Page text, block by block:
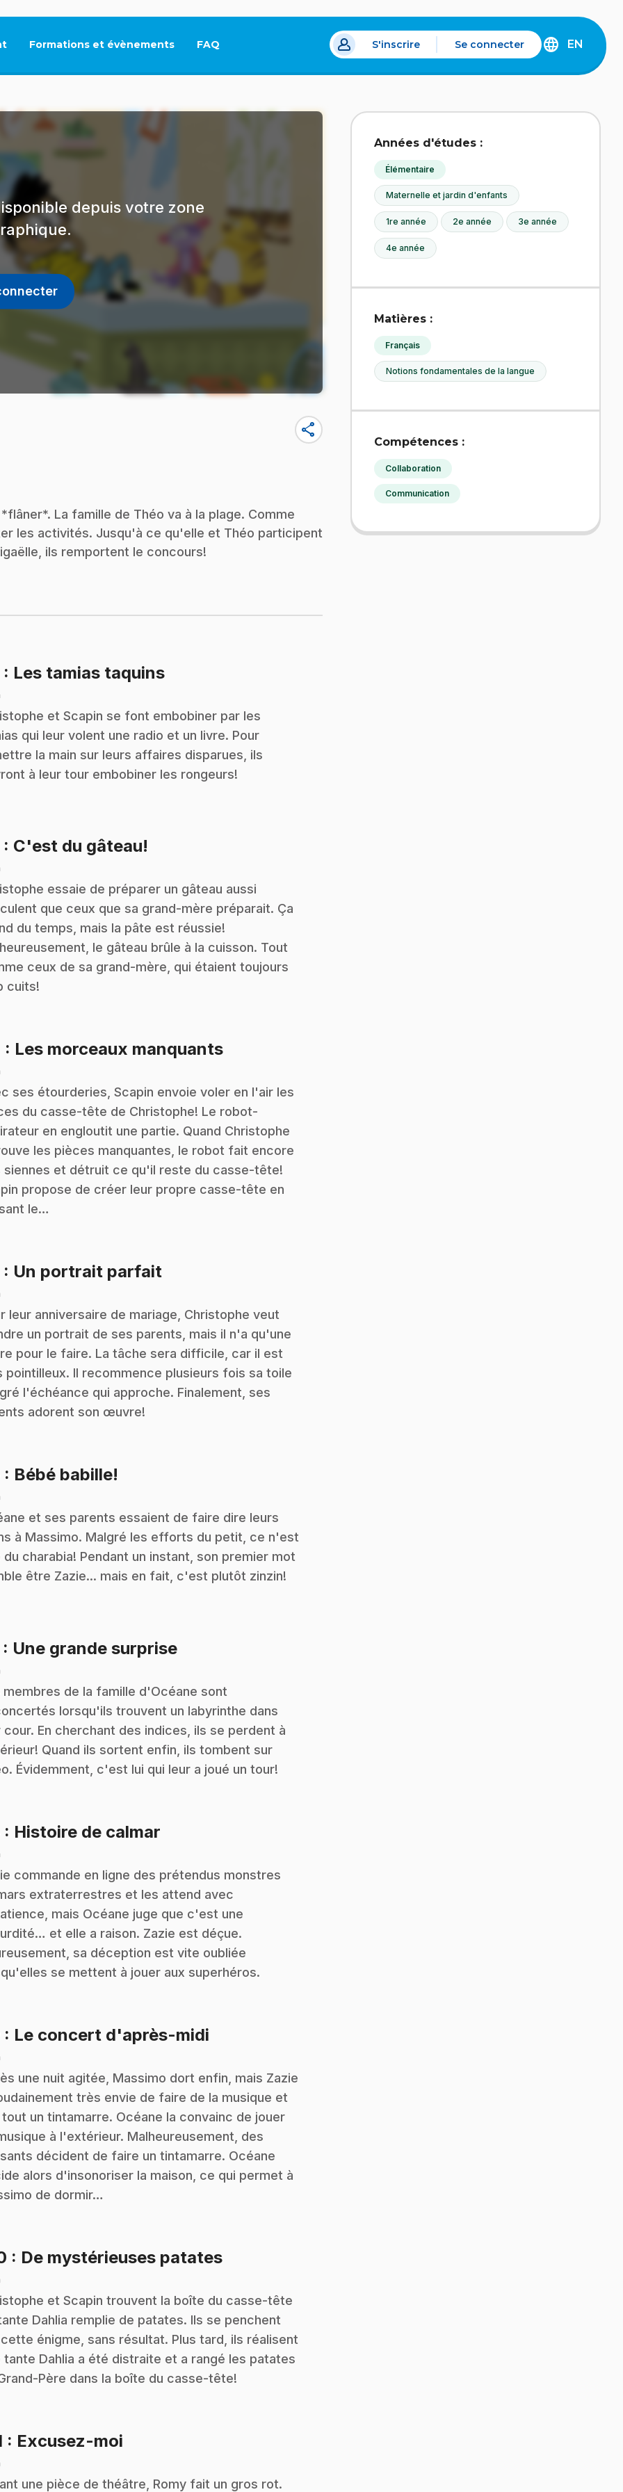
Formations et évènements FAQ
Ce lien s'ouvrira dans un nouvel onglet.
S'inscrire Se connecter
DISCOVER
EN
depuis votre zone
share
La famille de Théo va à la plage. Comme
les activités. Jusqu'à ce qu'elle et Théo participent
ils remportent le concours!
: Les tamias taquins.
et Scapin se font embobiner par les
qui leur volent une radio et un livre. Pour
la main sur leurs affaires disparues, ils
à leur tour embobiner les rongeurs!
: C'est du gâteau!
essaie de préparer un gâteau aussi
que ceux que sa grand-mère préparait. Ça
du temps, mais la pâte est réussie!
le gâteau brûle à la cuisson. Tout
ceux de sa grand-mère, qui étaient toujours
cuits!
: Les morceaux manquants.
ses étourderies, Scapin envoie voler en l'air les
du casse-tête de Christophe! Le robot-
en engloutit une partie. Quand Christophe
les pièces manquantes, le robot fait encore
siennes et détruit ce qu'il reste du casse-tête!
propose de créer leur propre casse-tête en
le…
: Un portrait parfait.
leur anniversaire de mariage, Christophe veut
un portrait de ses parents, mais il n'a qu'une
pour le faire. La tâche sera difficile, car il est
pointilleux. Il recommence plusieurs fois sa toile
l'échéance qui approche. Finalement, ses
adorent son œuvre!
: Bébé babille!
et ses parents essaient de faire dire leurs
à Massimo. Malgré les efforts du petit, ce n'est
du charabia! Pendant un instant, son premier mot
être Zazie... mais en fait, c'est plutôt zinzin!
: Une grande surprise.
membres de la famille d'Océane sont
lorsqu'ils trouvent un labyrinthe dans
cour. En cherchant des indices, ils se perdent à
Quand ils sortent enfin, ils tombent sur
Évidemment, c'est lui qui leur a joué un tour!
: Histoire de calmar
commande en ligne des prétendus monstres
extraterrestres et les attend avec
mais Océane juge que c'est une
et elle a raison. Zazie est déçue.
sa déception est vite oubliée
se mettent à jouer aux superhéros.
: Le concert d'après-midi
une nuit agitée, Massimo dort enfin, mais Zazie
très envie de faire de la musique et
un tintamarre. Océane la convainc de jouer
à l'extérieur. Malheureusement, des
décident de faire un tintamarre. Océane
alors d'insonoriser la maison, ce qui permet à
de dormir…
: De mystérieuses patates.
et Scapin trouvent la boîte du casse-tête
Dahlia remplie de patates. Ils se penchent
énigme, sans résultat. Plus tard, ils réalisent
tante Dahlia a été distraite et a rangé les patates
Père dans la boîte du casse-tête!
: Excusez-moi
une pièce de théâtre, Romy fait un gros rot.
Années d'études :
Élémentaire
Maternelle et jardin d'enfants
1re année 2e année 3e année
4e année
Matières :
Français
Notions fondamentales de la langue
Compétences :
Collaboration
Communication